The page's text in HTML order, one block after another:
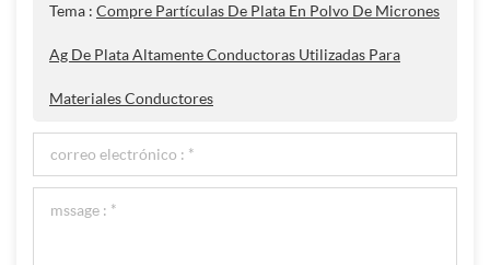
Tema : Compre Partículas De Plata En Polvo De Micrones
Ag De Plata Altamente Conductoras Utilizadas Para
Materiales Conductores